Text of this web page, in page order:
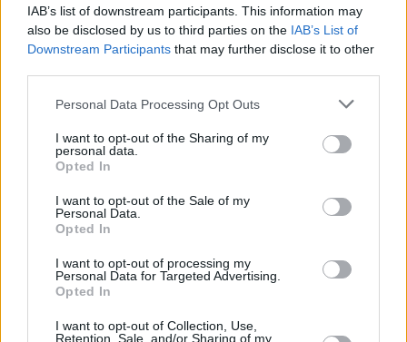
IAB’s list of downstream participants. This information may
also be disclosed by us to third parties on the IAB’s List of
Downstream Participants that may further disclose it to other
Personal Data Processing Opt Outs
I want to opt-out of the Sharing of my
personal data.
Opted In
I want to opt-out of the Sale of my
Personal Data.
Opted In
I want to opt-out of processing my
Personal Data for Targeted Advertising.
Opted In
I want to opt-out of Collection, Use,
Retention, Sale, and/or Sharing of my
Seko mums
Abonēšanas nodaļa
Darba laiks (valsts darba d.)
9:00 - 17:00
+371 67 006 114